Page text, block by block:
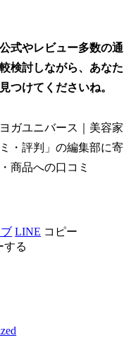
式やレビュー多数の通
検討しながら、あなた
つけてくださいね。
ガユニバース｜美容家
・評判」の編集部に寄
商品への口コミ
LINE コピー
する